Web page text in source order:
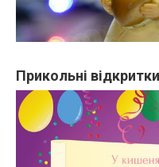
Прикольні